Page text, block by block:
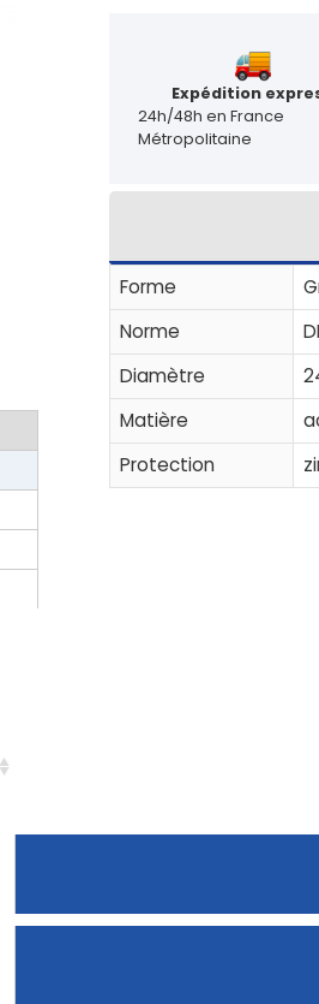
Expédition
24h/48h en France
Métropolitaine
Forme
Norme
Diamètre
Matière
Protection